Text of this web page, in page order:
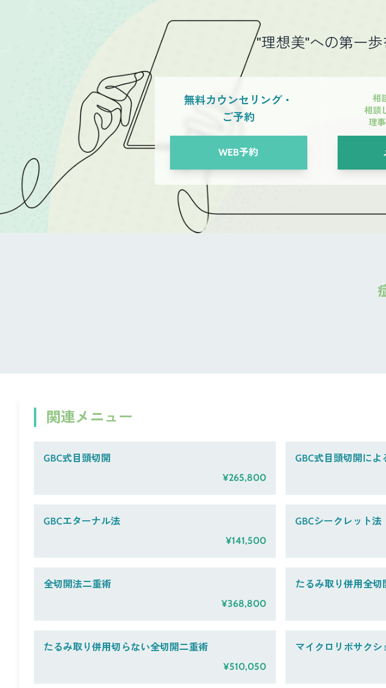
"理想美"への第一
無料カウンセリング・
ご予約
WEB予約
相
相談
理
関連メニュー
GBC式目頭切開
¥265,800
GBC式目頭切開に
GBCエターナル法
¥141,500
GBCシークレット法
全切開法二重術
¥368,800
たるみ取り併用全切
たるみ取り併用切らない全切開二重術
¥510,050
マイクロリポサクシ